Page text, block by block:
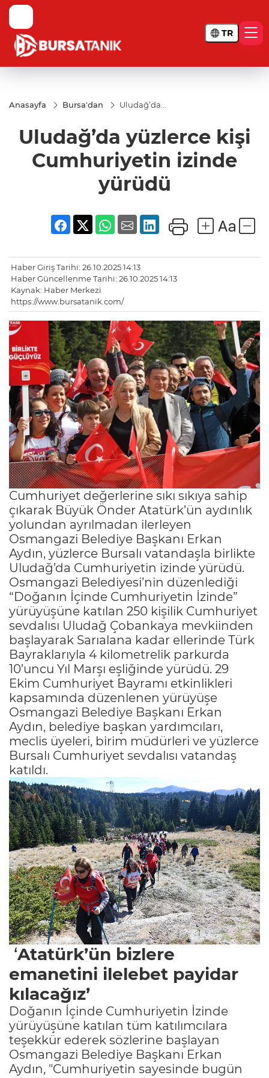
TR
Anasayfa Bursa'dan
Uludağ’da
izinde yürüdü
Uludağ’da yüzlerce kişi
Cumhuriyetin izinde
yürüdü
Haber Giriş Tarihi: 26.10.2025 14:13
Haber Güncellenme Tarihi: 26.10.2025 14:13
Kaynak: Haber Merkezi
https://www.bursatanik.com/
Cumhuriyet değerlerine sıkı sıkıya sahip
çıkarak Büyük Önder Atatürk’ün aydınlık
yolundan ayrılmadan ilerleyen
Osmangazi Belediye Başkanı Erkan
Aydın, yüzlerce Bursalı vatandaşla birlikte
Uludağ’da Cumhuriyetin izinde yürüdü.
Osmangazi Belediyesi’nin düzenlediği
“Doğanın İçinde Cumhuriyetin İzinde”
yürüyüşüne katılan 250 kişilik Cumhuriyet
sevdalısı Uludağ Çobankaya mevkiinden
başlayarak Sarıalana kadar ellerinde Türk
Bayraklarıyla 4 kilometrelik parkurda
10’uncu Yıl Marşı eşliğinde yürüdü. 29
Ekim Cumhuriyet Bayramı etkinlikleri
kapsamında düzenlenen yürüyüşe
Osmangazi Belediye Başkanı Erkan
Aydın, belediye başkan yardımcıları,
meclis üyeleri, birim müdürleri ve yüzlerce
Bursalı Cumhuriyet sevdalısı vatandaş
katıldı.
‘Atatürk’ün bizlere
emanetini ilelebet payidar
kılacağız’
Doğanın İçinde Cumhuriyetin İzinde
yürüyüşüne katılan tüm katılımcılara
teşekkür ederek sözlerine başlayan
Osmangazi Belediye Başkanı Erkan
Aydın, "Cumhuriyetin sayesinde bugün